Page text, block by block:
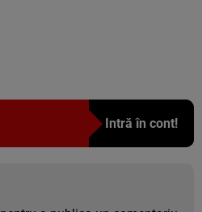
Intră în cont!